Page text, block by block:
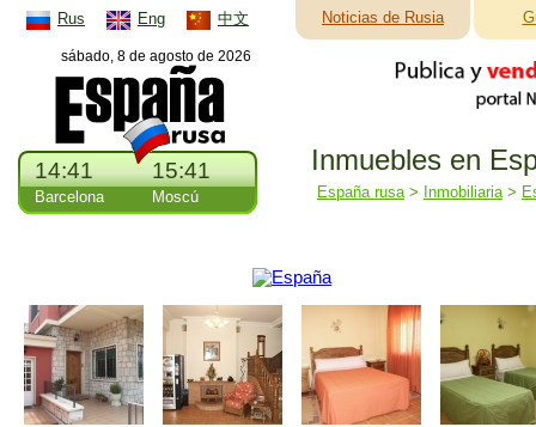
Rus Eng 中文 Noticias de Rusia
sábado, 8 de agosto de 2026
14:41
Barcelona
15:41
Moscú
Inmuebles en
España rusa> Inmobiliaria>